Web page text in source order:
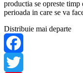
productia se opreste
perioada in care se va
Distribuie mai departe
Facebook